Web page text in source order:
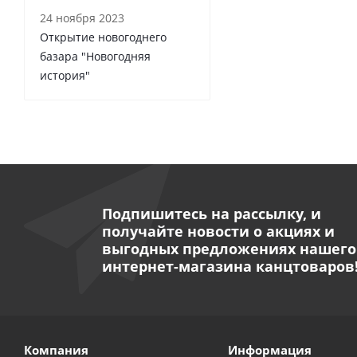
24 ноября 2023
Открытие новогоднего
базара "Новогодняя
история"
Подпишитесь на рассылку, и
получайте новости о акциях и
выгодных предложениях нашего
интернет-магазина канцтоваров!
Компания Информация